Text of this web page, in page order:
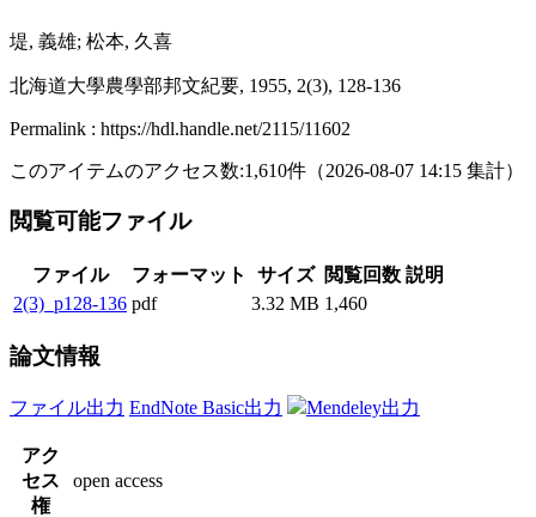
堤, 義雄; 松本, 久喜
北海道大學農學部邦文紀要, 1955, 2(3), 128-136
Permalink : https://hdl.handle.net/2115/11602
このアイテムのアクセス数:1,610件 （2026-08-07 14:15 集計）
閲覧可能ファイル
ファイル フォーマット サイズ 閲覧回数 説明
2(3)_p128-136 pdf 3.32 MB 1,460
論文情報
ファイル出力 EndNote Basic出力 Mendeley出力
アク
セス
権
open access